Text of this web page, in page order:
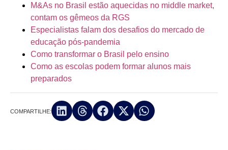
M&As no Brasil estão aquecidas no middle market,
contam os gêmeos da RGS
Especialistas falam dos desafios do mercado de
educação pós-pandemia
Como transformar o Brasil pelo ensino
Como as escolas podem formar alunos mais
preparados
COMPARTILHE: